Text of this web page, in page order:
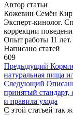
Автор статьи
Кожевин Семён
Эксперт-кинолог.
коррекции
Опыт работы 11 лет.
Написано статей
609
Предыдущий
натуральная пища
Следующий
принятый стандарт,
и правила ухода
С этой статьей так